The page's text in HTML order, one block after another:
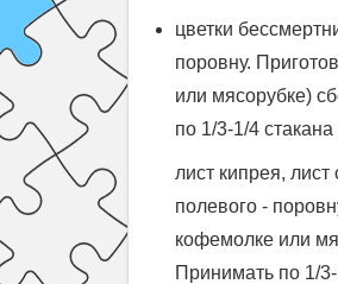
цветки
поровну.
или мясорубке)
по 1/3-1/4
лист кипрея,
полевого -
кофемолке или
Принимать по 1/